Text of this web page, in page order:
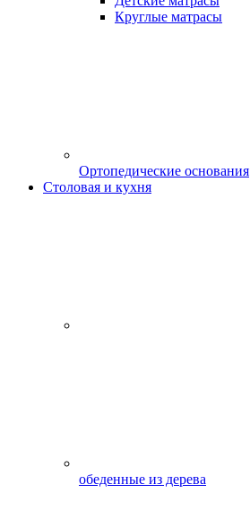
Круглые матрасы
Ортопедические основания
Столовая и кухня
обеденные из дерева